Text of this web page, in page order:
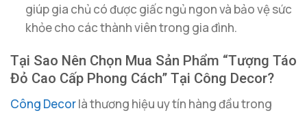
giúp gia chủ có được giấc ngủ ngon và bảo vệ sức
khỏe cho các thành viên trong gia đình.
Tại Sao Nên Chọn Mua Sản Phẩm “Tượng Táo
Đỏ Cao Cấp Phong Cách” Tại Công Decor?
Công Decorlà thương hiệu uy tín hàng đầu trong